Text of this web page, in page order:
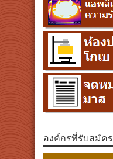
องค์กรที่รับสมัคร